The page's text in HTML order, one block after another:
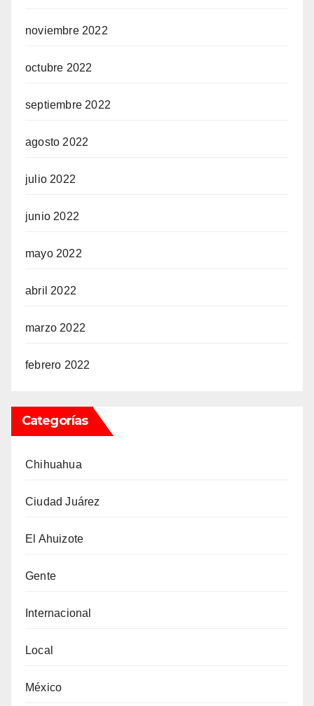
noviembre 2022
octubre 2022
septiembre 2022
agosto 2022
julio 2022
junio 2022
mayo 2022
abril 2022
marzo 2022
febrero 2022
Categorías
Chihuahua
Ciudad Juárez
El Ahuizote
Gente
Internacional
Local
México